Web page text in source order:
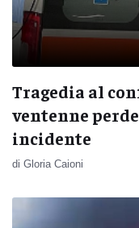
Tragedia al
ventenne
incidente
di Gloria Caioni